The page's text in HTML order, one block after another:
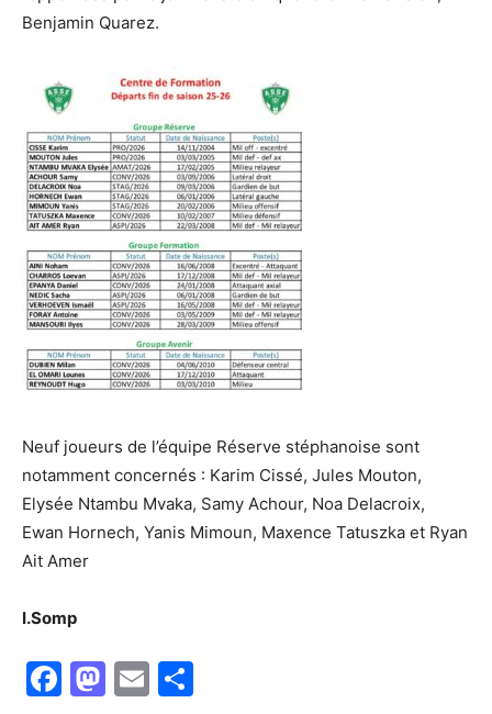
Benjamin Quarez.
Neuf joueurs de l’équipe Réserve stéphanoise sont
notamment concernés : Karim Cissé, Jules Mouton,
Elysée Ntambu Mvaka, Samy Achour, Noa Delacroix,
Ewan Hornech, Yanis Mimoun, Maxence Tatuszka et Ryan
Ait Amer
I.Somp
Facebook
Mastodon
Email